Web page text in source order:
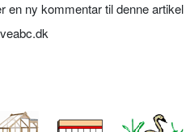
en ny kommentar til denne artikel